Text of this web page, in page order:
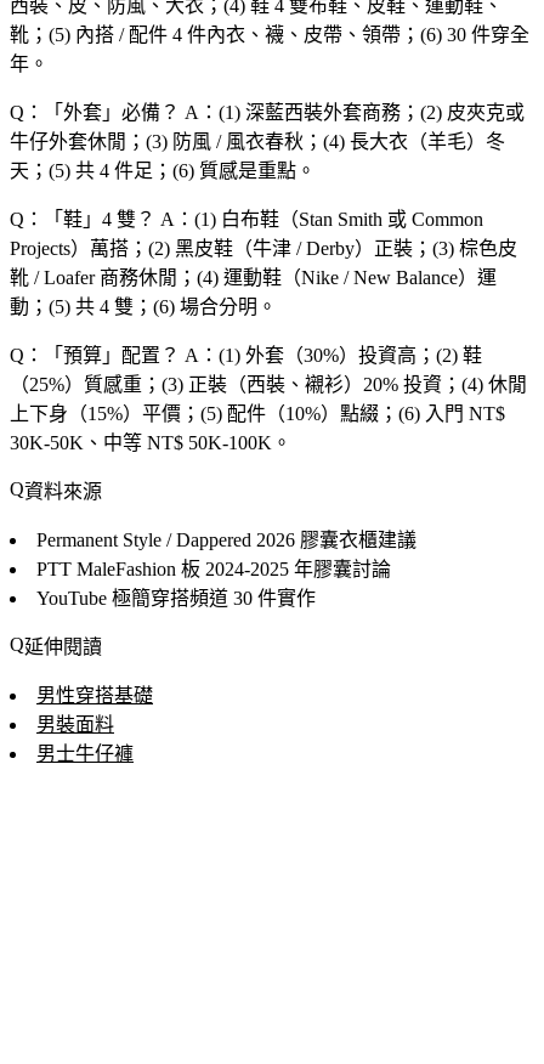
西裝、皮、防風、大衣；(4) 鞋 4 雙布鞋、皮鞋、運動鞋、
靴；(5) 內搭 / 配件 4 件內衣、襪、皮帶、領帶；(6) 30 件穿全
年。
Q：「 外套 」必備？ A：(1) 深藍西裝外套商務；(2) 皮夾克或
牛仔外套休閒；(3) 防風 / 風衣春秋；(4) 長大衣（羊毛）冬
天；(5) 共 4 件足；(6) 質感是重點。
Q：「 鞋 」4 雙？ A：(1) 白布鞋（Stan Smith 或 Common
Projects）萬搭；(2) 黑皮鞋（牛津 / Derby）正裝；(3) 棕色皮
靴 / Loafer 商務休閒；(4) 運動鞋（Nike / New Balance）運
動；(5) 共 4 雙；(6) 場合分明。
Q：「 預算 」配置？ A：(1) 外套（30%）投資高；(2) 鞋
（25%）質感重；(3) 正裝（西裝、襯衫）20% 投資；(4) 休閒
上下身（15%）平價；(5) 配件（10%）點綴；(6) 入門 NT$
30K-50K、中等 NT$ 50K-100K。
資料來源
Permanent Style / Dappered 2026 膠囊衣櫃建議
PTT MaleFashion 板 2024-2025 年膠囊討論
YouTube 極簡穿搭頻道 30 件實作
延伸閱讀
男性穿搭基礎
男裝面料
男士牛仔褲